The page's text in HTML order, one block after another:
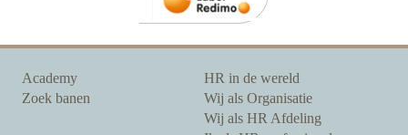
Academy
Zoek banen
HR in de wereld
Wij als Organisatie
Wij als HR Afdeling